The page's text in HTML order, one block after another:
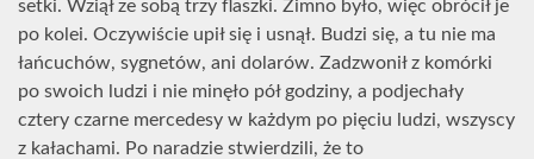
setki. Wziął ze sobą trzy flaszki. Zimno było, więc obrócił je
po kolei. Oczywiście upił się i usnął. Budzi się, a tu nie ma
łańcuchów, sygnetów, ani dolarów. Zadzwonił z komórki
po swoich ludzi i nie minęło pół godziny, a podjechały
cztery czarne mercedesy w każdym po pięciu ludzi, wszyscy
z kałachami. Po naradzie stwierdzili, że to